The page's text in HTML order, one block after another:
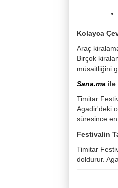
Kolayca
Araç
Birçok
müsaitliğini
Sana.ma ile
Timitar
Agadir'deki
süresince
Festivalin
Timitar
doldurur.